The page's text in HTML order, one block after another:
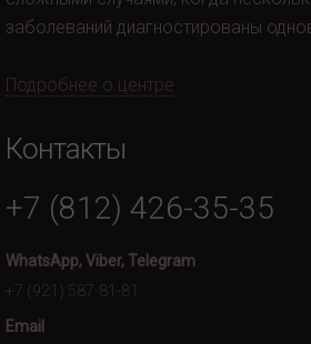
заболеваний диагностированы
Подробнее о центре
Контакты
+7 (812) 426-35-35
WhatsApp, Viber, Telegram
+7 (921) 587-81-81
Email